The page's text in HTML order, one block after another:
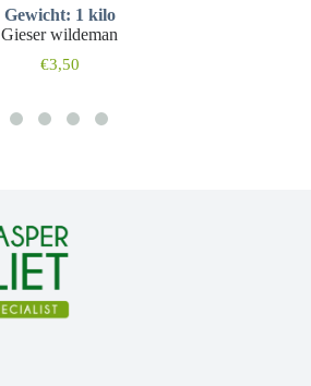
Gieser wildeman
€3,50
Gewicht: 1 kilo